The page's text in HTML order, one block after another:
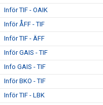
Inför TIF - OAIK
Inför ÅFF - TIF
Inför TIF - ÄFF
Inför GAIS - TIF
Info GAIS - TIF
Inför BKO - TIF
Inför TIF - LBK